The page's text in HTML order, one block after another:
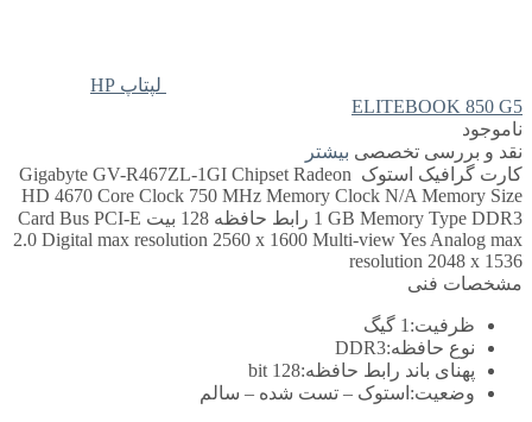
لپتاپ HP
ELITEBOOK 850 G5
ناموجود
نقد و بررسی تخصصی بیشتر
کارت گرافیک استوک Gigabyte GV-R467ZL-1GI Chipset Radeon
HD 4670 Core Clock 750 MHz Memory Clock N/A Memory Size
1 GB Memory Type DDR3 رابط حافظه 128 بیت Card Bus PCI-E
2.0 Digital max resolution 2560 x 1600 Multi-view Yes Analog max
resolution 2048 x 1536
مشخصات فنی
ظرفیت: 1 گیگ
نوع حافظه:DDR3
پهنای باند رابط حافظه:128 bit
وضعیت: استوک – تست شده – سالم